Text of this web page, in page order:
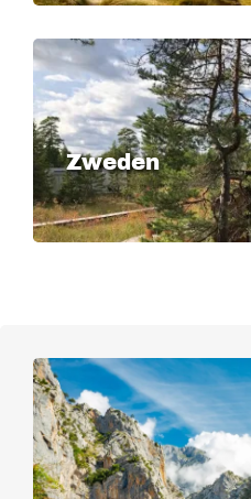
Image
Zweden